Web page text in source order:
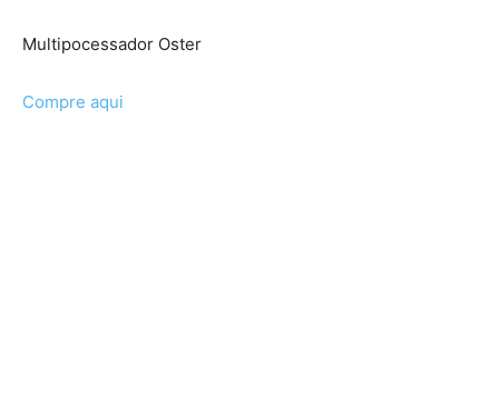
Multipocessador Oster
Compre aqui